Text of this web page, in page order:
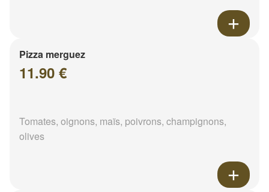
Pizza merguez
11.90 €
Tomates, oignons, maïs, poivrons, champignons,
olives